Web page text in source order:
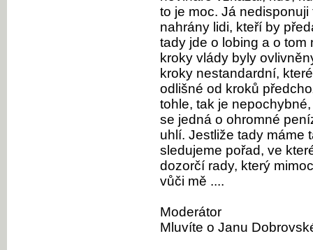
to je moc. Já
nahrány lidi, kteří by
tady jde o lobing a o
kroky vlády byly
kroky nestandardní,
odlišné od kroků
tohle, tak je
se jedná o ohromné
uhlí. Jestliže tady máme
sledujeme pořad, ve
dozorčí rady, který
vůči mě ....
Moderátor
Mluvíte o Janu